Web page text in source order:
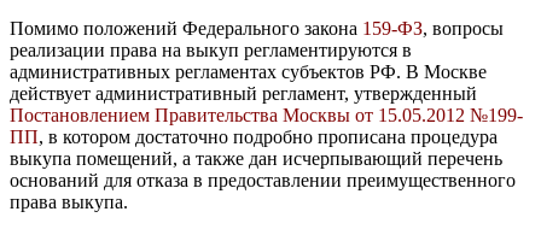
Помимо положений Федерального закона 159-ФЗ, вопросы
реализации права на выкуп регламентируются в
административных регламентах субъектов РФ. В Москве
действует административный регламент, утвержденный
Постановлением Правительства Москвы от 15.05.2012 №199-
ПП, в котором достаточно подробно прописана процедура
выкупа помещений, а также дан исчерпывающий перечень
оснований для отказа в предоставлении преимущественного
права выкупа.